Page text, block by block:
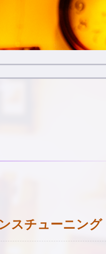
スチューニング